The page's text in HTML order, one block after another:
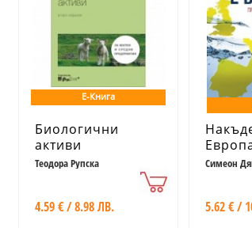
Е-Книга
Биологични
активи
Теодора Рупска
4.59 € / 8.98 ЛВ.
Симеон
5.62 € /